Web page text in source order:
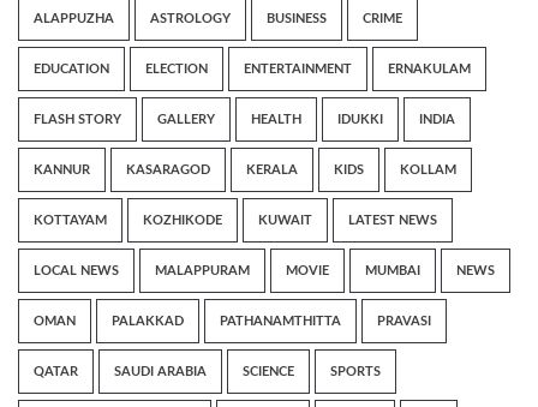
ALAPPUZHA ASTROLOGY BUSINESS CRIME
EDUCATION ELECTION ENTERTAINMENT ERNAKULAM
FLASH STORY GALLERY HEALTH IDUKKI INDIA
KANNUR KASARAGOD KERALA KIDS KOLLAM
KOTTAYAM KOZHIKODE KUWAIT LATEST NEWS
LOCAL NEWS MALAPPURAM MOVIE MUMBAI NEWS
OMAN PALAKKAD PATHANAMTHITTA PRAVASI
QATAR SAUDI ARABIA SCIENCE SPORTS